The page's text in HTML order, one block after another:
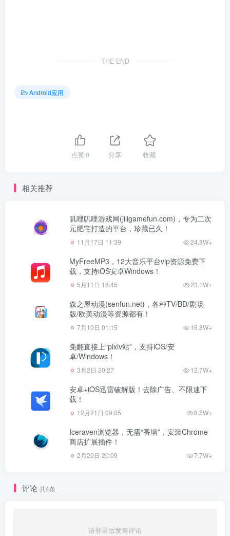
THE END
Android应用
点赞0 分享 收藏
相关推荐
叽哩叽哩游戏网(jiligamefun.com)，专为二次
元肥宅打造的平台，珍藏已久！
11月17日 11:39 24.3W+
MyFreeMP3，12大音乐平台vip资源免费下
载，支持iOS安卓Windows！
5月11日 16:45 23.1W+
森之屋动漫(senfun.net)，各种TV/BD/剧场
版/欧美动漫等资源都有！
7月10日 01:15 16.8W+
免翻直接上“pixiv站”，支持iOS/安
卓/Windows！
3月2日 20:27 12.7W+
安卓+iOS迅雷破解版！去除广告、不限速下
载！
12月21日 09:05 8.5W+
Iceraven浏览器，无需“番墙”，安装Chrome
商店扩展插件！
2月20日 20:09 7.7W+
评论 共4条
请登录后发表评论